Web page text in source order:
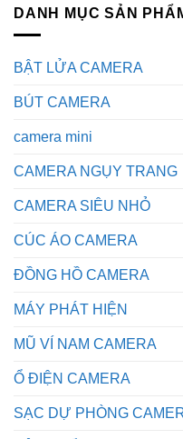
DANH MỤC SẢN
BẬT LỬA CAMERA
BÚT CAMERA
camera mini
CAMERA NGỤY TRANG
CAMERA SIÊU NHỎ
CÚC ÁO CAMERA
ĐỒNG HỒ CAMERA
MÁY PHÁT HIỆN
MŨ VÍ NAM CAMERA
Ổ ĐIỆN CAMERA
SẠC DỰ PHÒNG